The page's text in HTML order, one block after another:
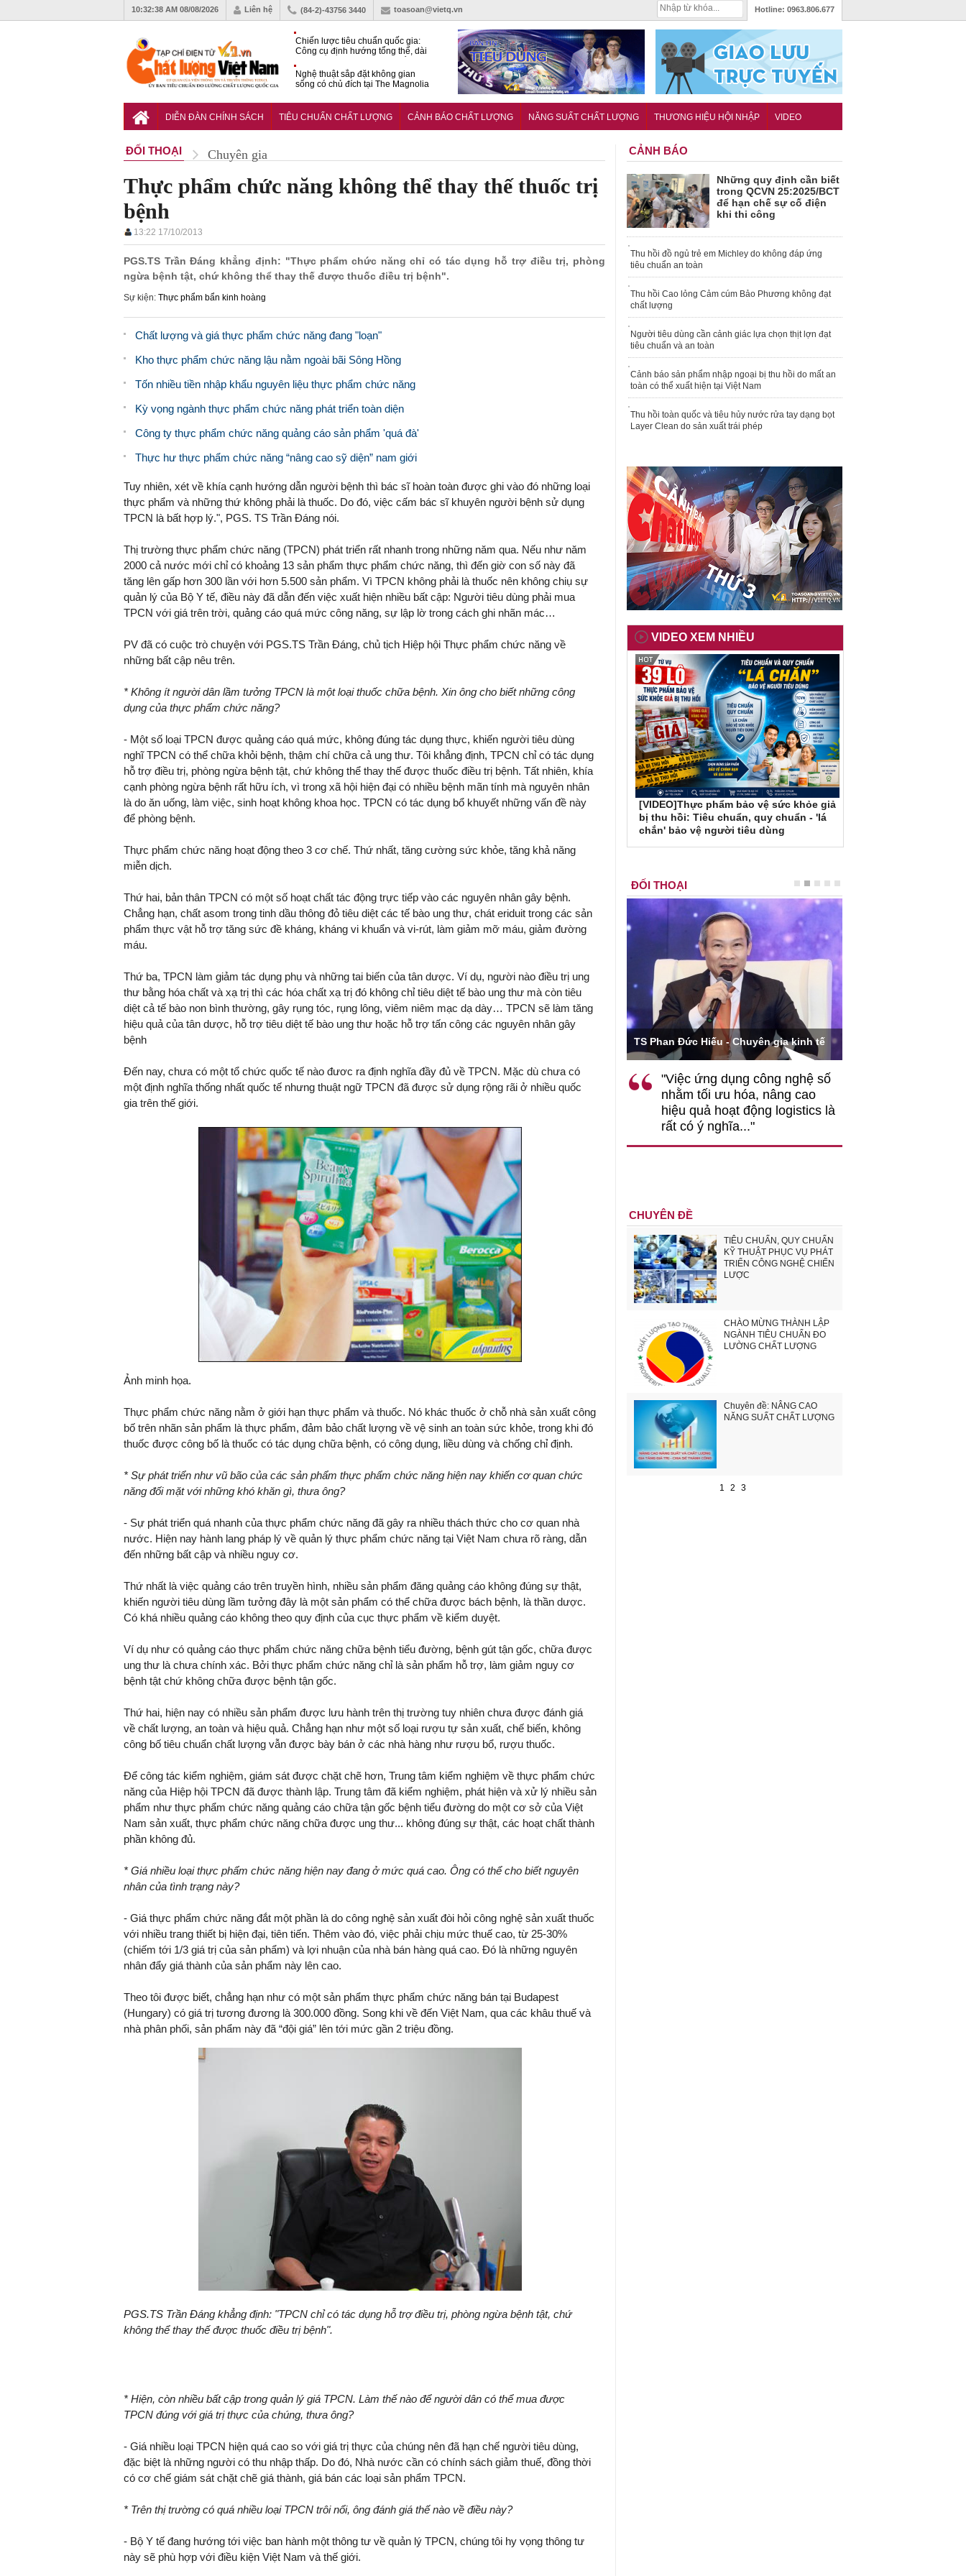
10:32:39 AM 08/08/2026 Liên hệ (84-2)-43756 3440 toasoan@vietq.vn Hotline: 0963.806.677
Chiến lược tiêu chuẩn quốc gia:
Công cụ định hướng tổng thể, dài
Nghệ thuật sắp đặt không gian
sống có chủ đích tại The Magnolia
gia đối với xe cũ nhập khẩu?
DIỄN ĐÀN CHÍNH SÁCH TIÊU CHUẨN CHẤT LƯỢNG CẢNH BÁO CHẤT LƯỢNG NĂNG SUẤT CHẤT LƯỢNG THƯƠNG HIỆU HỘI NHẬP VIDEO
ĐỐI THOẠI Chuyên gia
Thực phẩm chức năng không thể thay thế thuốc trị
bệnh
13:22 17/10/2013
PGS.TS Trần Đáng khẳng định: "Thực phẩm chức năng chỉ có tác dụng hỗ trợ điều trị, phòng
ngừa bệnh tật, chứ không thể thay thế được thuốc điều trị bệnh".
Sự kiện: Thực phẩm bẩn kinh hoàng
Chất lượng và giá thực phẩm chức năng đang "loạn"
Kho thực phẩm chức năng lậu nằm ngoài bãi Sông Hồng
Tốn nhiều tiền nhập khẩu nguyên liệu thực phẩm chức năng
Kỳ vọng ngành thực phẩm chức năng phát triển toàn diện
Công ty thực phẩm chức năng quảng cáo sản phẩm 'quá đà'
Thực hư thực phẩm chức năng “nâng cao sỹ diện” nam giới
Tuy nhiên, xét về khía cạnh hướng dẫn người bệnh thì bác sĩ hoàn toàn được ghi vào đó những loại
thực phẩm và những thứ không phải là thuốc. Do đó, việc cấm bác sĩ khuyên người bệnh sử dụng
TPCN là bất hợp lý.", PGS. TS Trần Đáng nói.
Thị trường thực phẩm chức năng (TPCN) phát triển rất nhanh trong những năm qua. Nếu như năm
2000 cả nước mới chỉ có khoảng 13 sản phẩm thực phẩm chức năng, thì đến giờ con số này đã
tăng lên gấp hơn 300 lần với hơn 5.500 sản phẩm. Vì TPCN không phải là thuốc nên không chiụ sự
quản lý của Bộ Y tế, điều này đã dẫn đến việc xuất hiện nhiều bất cập: Người tiêu dùng phải mua
TPCN với giá trên trời, quảng cáo quá mức công năng, sự lập lờ trong cách ghi nhãn mác…
PV đã có cuộc trò chuyện với PGS.TS Trần Đáng, chủ tịch Hiệp hội Thực phẩm chức năng về
những bất cập nêu trên.
* Không ít người dân lầm tưởng TPCN là một loại thuốc chữa bệnh. Xin ông cho biết những công
dụng của thực phẩm chức năng?
- Một số loại TPCN được quảng cáo quá mức, không đúng tác dụng thực, khiến người tiêu dùng
nghĩ TPCN có thể chữa khỏi bệnh, thậm chí chữa cả ung thư. Tôi khẳng định, TPCN chỉ có tác dụng
hỗ trợ điều trị, phòng ngừa bệnh tật, chứ không thể thay thế được thuốc điều trị bệnh. Tất nhiên, khía
cạnh phòng ngừa bệnh rất hữu ích, vì trong xã hội hiện đại có nhiều bệnh mãn tính mà nguyên nhân
là do ăn uống, làm việc, sinh hoạt không khoa học. TPCN có tác dụng bổ khuyết những vấn đề này
để phòng bệnh.
Thực phẩm chức năng hoạt động theo 3 cơ chế. Thứ nhất, tăng cường sức khỏe, tăng khả năng
miễn dịch.
Thứ hai, bản thân TPCN có một số hoạt chất tác động trực tiếp vào các nguyên nhân gây bệnh.
Chẳng hạn, chất asom trong tinh dầu thông đỏ tiêu diệt các tế bào ung thư, chát eriduit trong các sản
phẩm thực vật hỗ trợ tăng sức đề kháng, kháng vi khuẩn và vi-rút, làm giảm mỡ máu, giảm đường
máu.
Thứ ba, TPCN làm giảm tác dụng phụ và những tai biến của tân dược. Ví dụ, người nào điều trị ung
thư bằng hóa chất và xạ trị thì các hóa chất xạ trị đó không chỉ tiêu diệt tế bào ung thư mà còn tiêu
diệt cả tế bào non bình thường, gây rụng tóc, rụng lông, viêm niêm mạc dạ dày… TPCN sẽ làm tăng
hiệu quả của tân dược, hỗ trợ tiêu diệt tế bào ung thư hoặc hỗ trợ tấn công các nguyên nhân gây
bệnh
Đến nay, chưa có một tổ chức quốc tế nào đươc ra định nghĩa đầy đủ về TPCN. Mặc dù chưa có
một định nghĩa thống nhất quốc tế nhưng thuật ngữ TPCN đã được sử dụng rộng rãi ở nhiều quốc
gia trên thế giới.
Ảnh minh họa.
Thực phẩm chức năng nằm ở giới hạn thực phẩm và thuốc. Nó khác thuốc ở chỗ nhà sản xuất công
bố trên nhãn sản phẩm là thực phẩm, đảm bảo chất lượng về vệ sinh an toàn sức khỏe, trong khi đó
thuốc được công bố là thuốc có tác dụng chữa bệnh, có công dụng, liều dùng và chống chỉ định.
* Sự phát triển như vũ bão của các sản phẩm thực phẩm chức năng hiện nay khiến cơ quan chức
năng đối mặt với những khó khăn gì, thưa ông?
- Sự phát triển quá nhanh của thực phẩm chức năng đã gây ra nhiều thách thức cho cơ quan nhà
nước. Hiện nay hành lang pháp lý về quản lý thực phẩm chức năng tại Việt Nam chưa rõ ràng, dẫn
đến những bất cập và nhiều nguy cơ.
Thứ nhất là việc quảng cáo trên truyền hình, nhiều sản phẩm đăng quảng cáo không đúng sự thật,
khiến người tiêu dùng lầm tưởng đây là một sản phẩm có thể chữa được bách bệnh, là thần dược.
Có khá nhiều quảng cáo không theo quy định của cục thực phẩm về kiểm duyệt.
Ví dụ như có quảng cáo thực phẩm chức năng chữa bệnh tiểu đường, bệnh gút tận gốc, chữa được
ung thư là chưa chính xác. Bởi thực phẩm chức năng chỉ là sản phẩm hỗ trợ, làm giảm nguy cơ
bệnh tật chứ không chữa được bệnh tận gốc.
Thứ hai, hiện nay có nhiều sản phẩm được lưu hành trên thị trường tuy nhiên chưa được đánh giá
về chất lượng, an toàn và hiệu quả. Chẳng hạn như một số loại rượu tự sản xuất, chế biến, không
công bố tiêu chuẩn chất lượng vẫn được bày bán ở các nhà hàng như rượu bổ, rượu thuốc.
Để công tác kiểm nghiệm, giám sát được chặt chẽ hơn, Trung tâm kiểm nghiệm về thực phẩm chức
năng của Hiệp hội TPCN đã được thành lập. Trung tâm đã kiểm nghiệm, phát hiện và xử lý nhiều sản
phẩm như thực phẩm chức năng quảng cáo chữa tận gốc bệnh tiểu đường do một cơ sở của Việt
Nam sản xuất, thực phẩm chức năng chữa được ung thư... không đúng sự thật, các hoạt chất thành
phần không đủ.
* Giá nhiều loại thực phẩm chức năng hiện nay đang ở mức quá cao. Ông có thể cho biết nguyên
nhân của tình trạng này?
- Giá thực phẩm chức năng đắt một phần là do công nghệ sản xuất đòi hỏi công nghệ sản xuất thuốc
với nhiều trang thiết bị hiện đại, tiên tiến. Thêm vào đó, việc phải chịu mức thuế cao, từ 25-30%
(chiếm tới 1/3 giá trị của sản phẩm) và lợi nhuận của nhà bán hàng quá cao. Đó là những nguyên
nhân đẩy giá thành của sản phẩm này lên cao.
Theo tôi được biết, chẳng hạn như có một sản phẩm thực phẩm chức năng bán tại Budapest
(Hungary) có giá trị tương đương là 300.000 đồng. Song khi về đến Việt Nam, qua các khâu thuế và
nhà phân phối, sản phẩm này đã “đội giá” lên tới mức gần 2 triệu đồng.
PGS.TS Trần Đáng khẳng định: "TPCN chỉ có tác dụng hỗ trợ điều trị, phòng ngừa bệnh tật, chứ
không thể thay thế được thuốc điều trị bệnh".
* Hiện, còn nhiều bất cập trong quản lý giá TPCN. Làm thế nào để người dân có thể mua được
TPCN đúng với giá trị thực của chúng, thưa ông?
- Giá nhiều loại TPCN hiện quá cao so với giá trị thực của chúng nên đã hạn chế người tiêu dùng,
đặc biệt là những người có thu nhập thấp. Do đó, Nhà nước cần có chính sách giảm thuế, đồng thời
có cơ chế giám sát chặt chẽ giá thành, giá bán các loại sản phẩm TPCN.
* Trên thị trường có quá nhiều loại TPCN trôi nổi, ông đánh giá thế nào về điều này?
- Bộ Y tế đang hướng tới việc ban hành một thông tư về quản lý TPCN, chúng tôi hy vọng thông tư
này sẽ phù hợp với điều kiện Việt Nam và thế giới.
CẢNH BÁO
Những quy định cần biết
trong QCVN 25:2025/BCT
để hạn chế sự cố điện
khi thi công
Thu hồi đồ ngủ trẻ em Michley do không đáp ứng
tiêu chuẩn an toàn
Thu hồi Cao lỏng Cảm cúm Bảo Phương không đạt
chất lượng
Người tiêu dùng cần cảnh giác lựa chọn thịt lợn đạt
tiêu chuẩn và an toàn
Cảnh báo sản phẩm nhập ngoại bị thu hồi do mất an
toàn có thể xuất hiện tại Việt Nam
Thu hồi toàn quốc và tiêu hủy nước rửa tay dạng bọt
Layer Clean do sản xuất trái phép
VIDEO XEM NHIỀU
[VIDEO]Thực phẩm bảo vệ sức khỏe giả
bị thu hồi: Tiêu chuẩn, quy chuẩn - 'lá
chắn' bảo vệ người tiêu dùng
ĐỐI THOẠI
TS. Nguyễn Đức Độ - Phó Viện trưởng
"Có rất nhiều việc phải làm
ngay từ bây giờ và trên thực tế
đầu tư cho khoa học công
nghệ; ban hành các cơ chế
khuyến khích đổi mới sáng tạo,
khởi nghiệp..."
Việc sử dụng hiệu quả chính
sách tài khóa không chỉ mang ý
đóng vai trò tạo nền tảng cho
tăng trưởng bền vững dài hạn.
TS Phan Đức Hiếu - Chuyên gia kinh tế
"Việc ứng dụng công nghệ số
nhằm tối ưu hóa, nâng cao
hiệu quả hoạt động logistics là
rất có ý nghĩa..."
CHUYÊN ĐỀ
TIÊU CHUẨN, QUY CHUẨN
KỸ THUẬT PHỤC VỤ PHÁT
TRIỂN CÔNG NGHỆ CHIẾN
LƯỢC
CHÀO MỪNG THÀNH LẬP
NGÀNH TIÊU CHUẨN ĐO
LƯỜNG CHẤT LƯỢNG
Chuyên đề: NÂNG CAO
NĂNG SUẤT CHẤT LƯỢNG
1 2 3